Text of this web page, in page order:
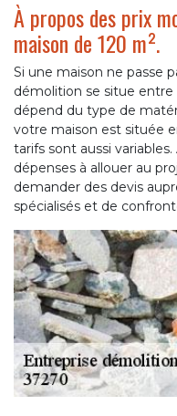
À propos des prix
maison de 120 m².
Si une maison ne passe
démolition se situe
dépend du type de
votre maison est située
tarifs sont aussi
dépenses à allouer au
demander des devis
spécialisés et de